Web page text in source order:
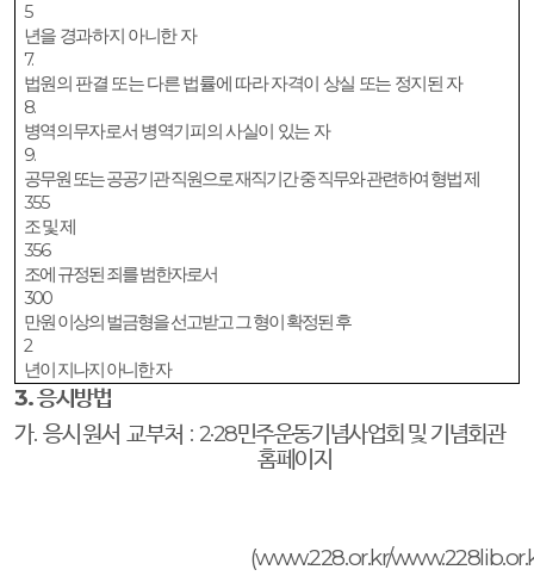
5
년을 경과하지 아니한 자
7.
법원의 판결 또는 다른 법률에 따라 자격이 상실 또는 정지된 자
8.
병역의무자로서 병역기피의 사실이 있는 자
9.
공무원 또는 공공기관 직원으로 재직기간 중 직무와 관련하여 형법 제
355
조 및 제
356
조에 규정된 죄를 범한자로서
300
만원 이상의 벌금형을 선고받고 그 형이 확정된 후
2
년이 지나지 아니한 자
3.응시방법
가.응시원서 교부처 : 2·28민주운동기념사업회 및 기념회관
홈페이지
(www.228.or.kr/